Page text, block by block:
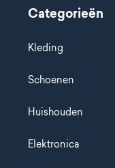
Categorieën
Kleding
Schoenen
Huishouden
Elektronica